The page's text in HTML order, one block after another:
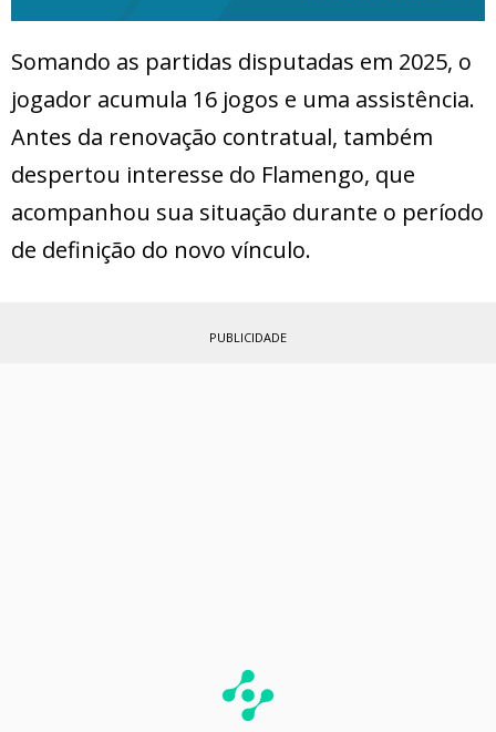
Somando as partidas disputadas em 2025, o
jogador acumula 16 jogos e uma assistência.
Antes da renovação contratual, também
despertou interesse do Flamengo, que
acompanhou sua situação durante o período
de definição do novo vínculo.
PUBLICIDADE